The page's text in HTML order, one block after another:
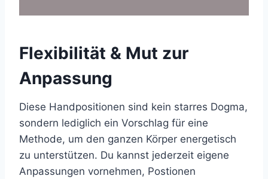
Flexibilität & Mut zur
Anpassung
Diese Handpositionen sind kein starres Dogma,
sondern lediglich ein Vorschlag für eine
Methode, um den ganzen Körper energetisch
zu unterstützen. Du kannst jederzeit eigene
Anpassungen vornehmen, Postionen